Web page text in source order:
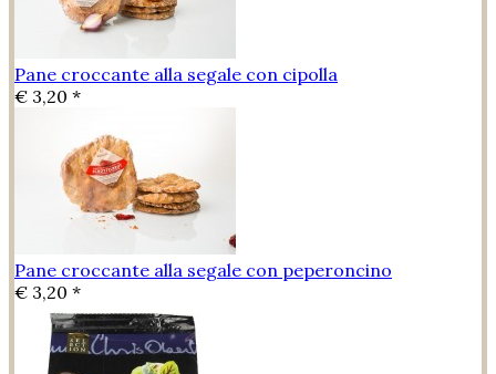
Pane croccante alla segale con cipolla
€ 3,20 *
Pane croccante alla segale con peperoncino
€ 3,20 *